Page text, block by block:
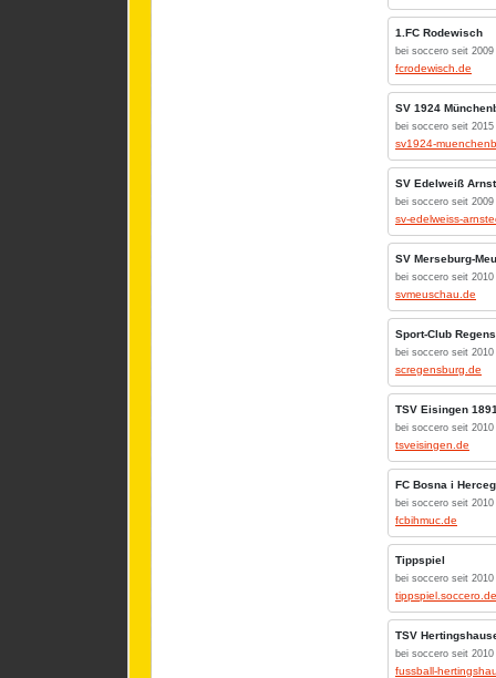
1.FC Rodewisch
bei soccero seit 2009
fcrodewisch.de
SV 1924
bei soccero seit 2015
sv1924-
SV Edelweiß
bei soccero seit 2009
sv-edelweiss-
SV Merseburg-
bei soccero seit 2010
svmeuschau.de
Sport-Club
bei soccero seit 2010
scregensburg.de
TSV Eisingen
bei soccero seit 2010
tsveisingen.de
FC Bosna i
bei soccero seit 2010
fcbihmuc.de
Tippspiel
bei soccero seit 2010
tippspiel.soccero.de
TSV
bei soccero seit 2010
fussball-